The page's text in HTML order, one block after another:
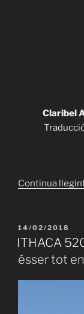
Claribel
Continua
PUBLICAT
A
14/02/2018
ITHACA
ésser tot en